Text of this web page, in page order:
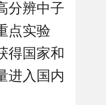
分辨中子
点实验
得国家和
进入国内